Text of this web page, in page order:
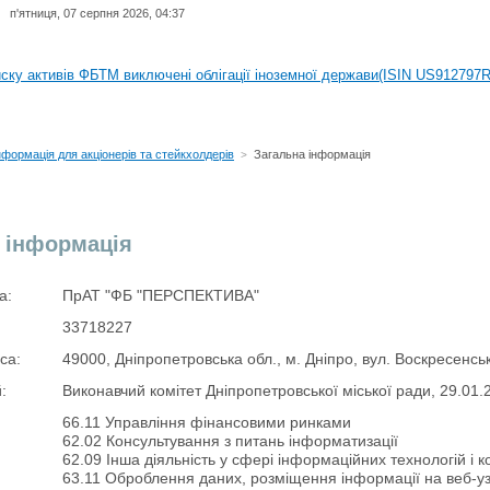
п'ятниця, 07 серпня 2026, 04:37
активів регульованого фондового ринку (РФР) включена
активів ФБТМ виключені облігації іноземної держави(ISIN
активів РФР виключені Облігація внутрішніх державних позик
активів регульованого фондового ринку (РФР) включена
для акціонерів та стейкхолдерів > Загальна інформація
ПрАТ "ФБ "ПЕРСПЕКТИВА"
33718227
49000, Дніпропетровська обл., м. Дніпро, вул.
Виконавчий комітет Дніпропетровської міської ради,
66.11 Управління фінансовими ринками
62.02 Консультування з питань інформатизації
62.09 Інша діяльність у сфері інформаційних технологій і
63.11 Оброблення даних, розміщення інформації на веб-